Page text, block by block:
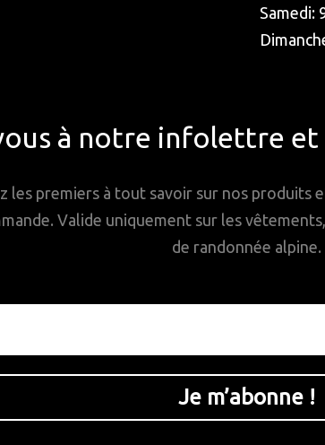
Samedi:
à notre infolettre et
les premiers à tout savoir sur nos produits
Valide uniquement sur les
de randonnée alpine.